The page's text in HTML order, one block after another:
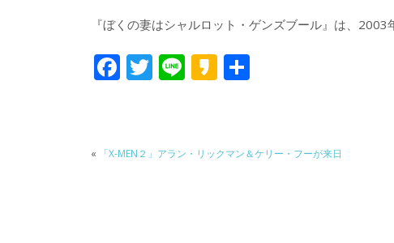
『ぼくの妻はシャルロット・ゲンズブール』は、
F
b
T
er
Li K
a
o
« 「X-MEN２」アラン・リックマン＆ケリー・フーが来日